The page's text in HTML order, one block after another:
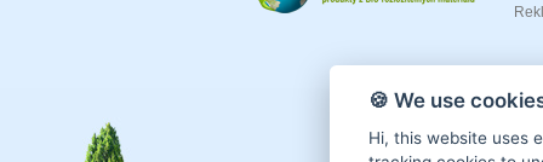
🍪 We use
Hi, this website uses